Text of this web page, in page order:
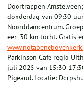
Doortrappen
donderdag van 09:30
Noorddamcentrum.
een 30 km tocht. Gratis
Parkinson Café regio
juli 2025 van 15:30-
Pigeaud. Locatie: